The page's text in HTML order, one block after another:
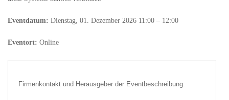
Eventdatum: Dienstag, 01. Dezember 2026 11:00 – 12:00
Eventort: Online
Firmenkontakt und Herausgeber der Eventbeschreibung: